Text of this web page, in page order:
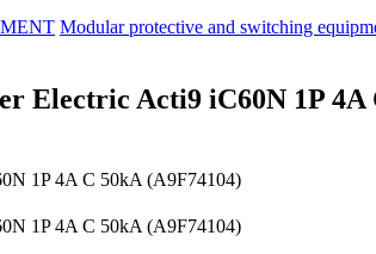
Modular protective and switching
Electric Acti9 iC60N 1P 4A